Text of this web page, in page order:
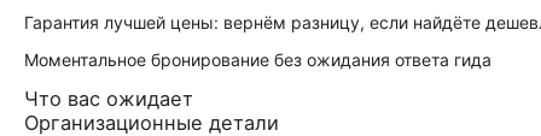
Гарантия лучшей цены: вернём разницу, если найдёте
Моментальное бронирование без ожидания ответа гида
Что вас ожидает
Организационные детали